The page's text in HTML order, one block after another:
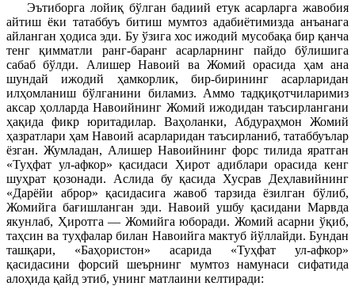
Эътиборга лойиқ бўлган бадиий етук асарларга жавобия
айтиш ёки татаббуъ битиш мумтоз адабиётимизда анъанага
айланган ҳодиса эди. Бу ўзига хос ижодий мусобақа бир қанча
тенг қимматли ранг-баранг асарларнинг пайдо бўлишига
сабаб бўлди. Алишер Навоий ва Жомий орасида ҳам ана
шундай ижодий ҳамкорлик, бир-бирининг асарларидан
илҳомланиш бўлганини биламиз. Аммо тадқиқотчиларимиз
аксар ҳолларда Навоийнинг Жомий ижодидан таъсирлангани
ҳақида фикр юритадилар. Ваҳоланки, Абдураҳмон Жомий
ҳазратлари ҳам Навоий асарларидан таъсирланиб, татаббуълар
ёзган. Жумладан, Алишер Навоийнинг форс тилида яратган
«Туҳфат ул-афкор» қасидаси Ҳирот адиблари орасида кенг
шуҳрат қозонади. Аслида бу қасида Хусрав Деҳлавийнинг
«Дарёйи аброр» қасидасига жавоб тарзида ёзилган бўлиб,
Жомийга бағишланган эди. Навоий ушбу қасидани Марвда
якунлаб, Ҳиротга — Жомийга юборади. Жомий асарни ўқиб,
таҳсин ва туҳфалар билан Навоийга мактуб йўллайди. Бундан
ташқари, «Баҳористон» асарида «Туҳфат ул-афкор»
қасидасини форсий шеърнинг мумтоз намунаси сифатида
алоҳида қайд этиб, унинг матлаини келтиради: